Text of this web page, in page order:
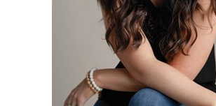
Technické vedy
Učebnice
Výchova a pedagogika
Young adult
Zdravie a životný štýl
Všetky tituly